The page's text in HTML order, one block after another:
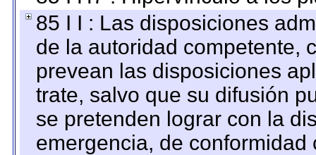
85 I I : Las disposiciones
de la autoridad competente,
prevean las disposiciones
trate, salvo que su difusión
se pretenden lograr con la
emergencia, de